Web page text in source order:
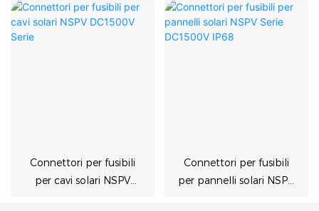
Connettori per fusibili
per cavi solari NSPV
Connettori per fusibili
per pannelli solari NSPV